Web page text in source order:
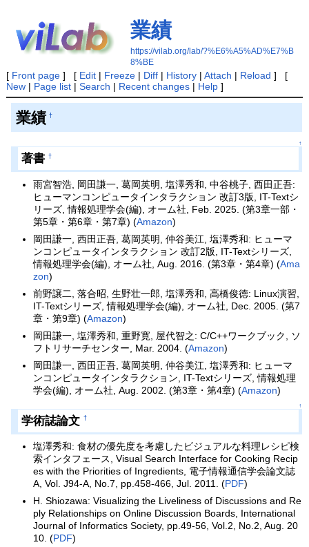
業績
https://vilab.org/lab/?%E6%A5%AD%E7%B
8%BE
[ Front page] [ Edit| Freeze| Diff| History| Attach | Reload ] [
New| Page list| Search | Recent changes| Help]
業績 †
↑
著書 †
雨宮智浩, 岡田謙一, 葛岡英明, 塩澤秀和, 中谷桃子, 西田正吾:
ヒューマンコンピュータインタラクション 改訂3版, IT-Textシ
リーズ, 情報処理学会(編), オーム社, Feb. 2025. (第3章一部・
第5章・第6章・第7章) (Amazon)
岡田謙一, 西田正吾, 葛岡英明, 仲谷美江, 塩澤秀和: ヒューマ
ンコンピュータインタラクション 改訂2版, IT-Textシリーズ,
情報処理学会(編), オーム社, Aug. 2016. (第3章・第4章) (Ama
zon)
前野譲二, 落合昭, 生野壮一郎, 塩澤秀和, 高橋俊徳: Linux演習,
IT-Textシリーズ, 情報処理学会(編), オーム社, Dec. 2005. (第7
章・第9章) (Amazon)
岡田謙一, 塩澤秀和, 重野寛, 屋代智之: C/C++ワークブック, ソ
フトリサーチセンター, Mar. 2004. (Amazon)
岡田謙一, 西田正吾, 葛岡英明, 仲谷美江, 塩澤秀和: ヒューマ
ンコンピュータインタラクション, IT-Textシリーズ, 情報処理
学会(編), オーム社, Aug. 2002. (第3章・第4章) (Amazon)
↑
学術誌論文 †
塩澤秀和: 食材の優先度を考慮したビジュアルな料理レシピ検
索インタフェース, Visual Search Interface for Cooking Recip
es with the Priorities of Ingredients, 電子情報通信学会論文誌
A, Vol. J94-A, No.7, pp.458-466, Jul. 2011. (PDF)
H. Shiozawa: Visualizing the Liveliness of Discussions and Re
ply Relationships on Online Discussion Boards, International
Journal of Informatics Society, pp.49-56, Vol.2, No.2, Aug. 20
10. (PDF)